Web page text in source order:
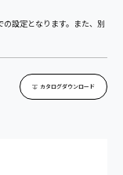
設定となります。また、別
カタログダウンロード